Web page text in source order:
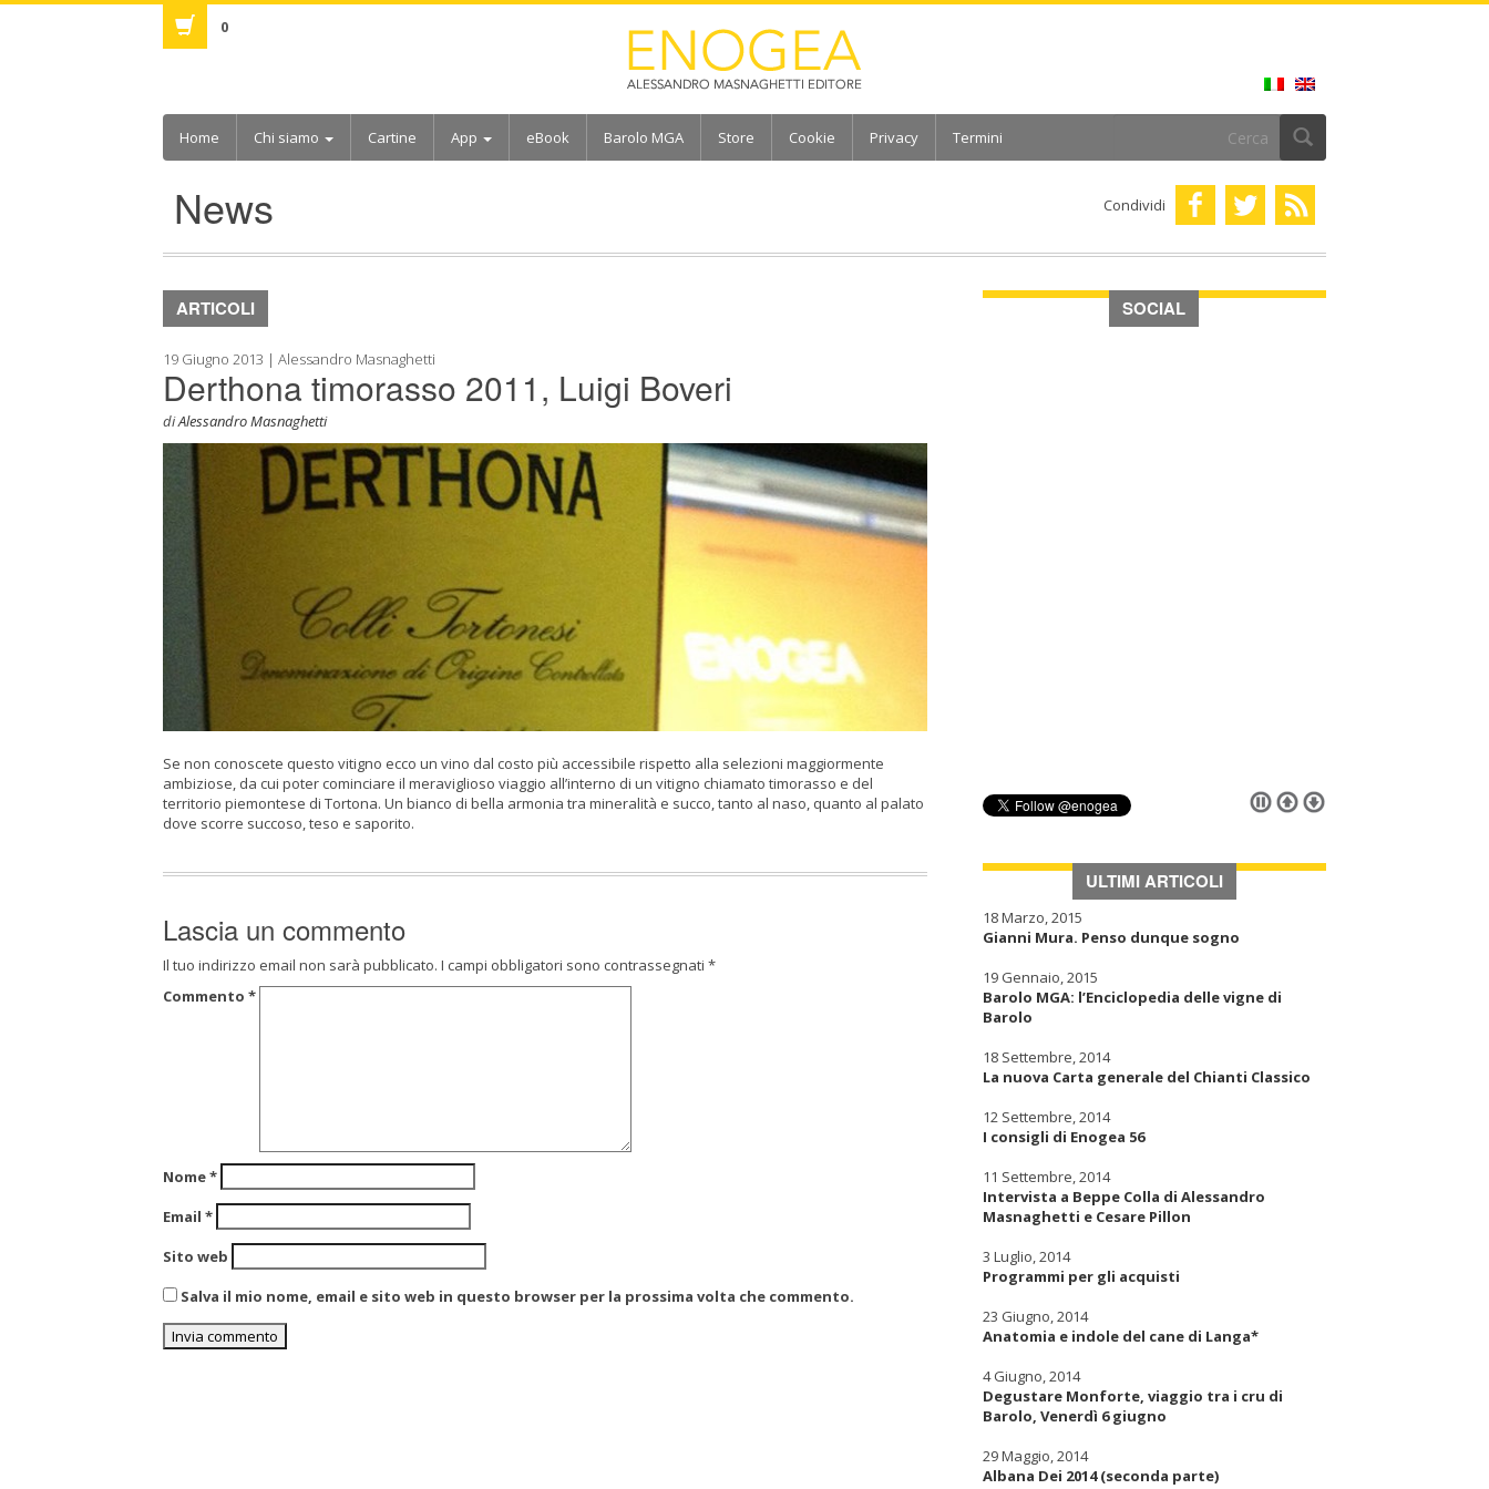
0
Home Chi siamo Cartine App eBook Barolo MGA Store Cookie Privacy Termini
Condividi
News
ARTICOLI
19 Giugno 2013 | Alessandro Masnaghetti
Derthona timorasso 2011, Luigi Boveri
diAlessandro Masnaghetti
Se non conoscete questo vitigno ecco un vino dal costo più accessibile rispetto alla selezioni maggiormente
ambiziose, da cui poter cominciare il meraviglioso viaggio all’interno di un vitigno chiamato timorasso e del
territorio piemontese di Tortona. Un bianco di bella armonia tra mineralità e succo, tanto al naso, quanto al palato
dove scorre succoso, teso e saporito.
Lascia un commento
Il tuo indirizzo email non sarà pubblicato. I campi obbligatori sono contrassegnati *
Commento *
Nome*
Email *
Sito web
Salva il mio nome, email e sito web in questo browser per la prossima volta che commento.
SOCIAL
ULTIMI ARTICOLI
18 Marzo, 2015
Gianni Mura. Penso dunque sogno
19 Gennaio, 2015
Barolo MGA: l’Enciclopedia delle vigne di
Barolo
18 Settembre, 2014
La nuova Carta generale del Chianti Classico
12 Settembre, 2014
I consigli di Enogea 56
11 Settembre, 2014
Intervista a Beppe Colla di Alessandro
Masnaghetti e Cesare Pillon
3 Luglio, 2014
Programmi per gli acquisti
23 Giugno, 2014
Anatomia e indole del cane di Langa*
4 Giugno, 2014
Degustare Monforte, viaggio tra i cru di
Barolo, Venerdì 6 giugno
29 Maggio, 2014
Albana Dei 2014 (seconda parte)